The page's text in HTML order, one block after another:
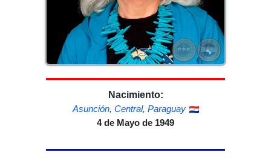
Nacimiento:
Asunción, Central, Paraguay
4 de Mayo de 1949